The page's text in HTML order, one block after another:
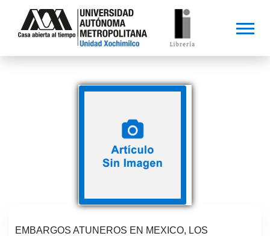
EMBARGOS ATUNEROS EN MEXICO, LOS